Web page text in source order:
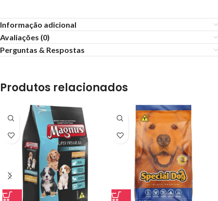
Informação adicional
Avaliações (0)
Perguntas & Respostas
Produtos relacionados